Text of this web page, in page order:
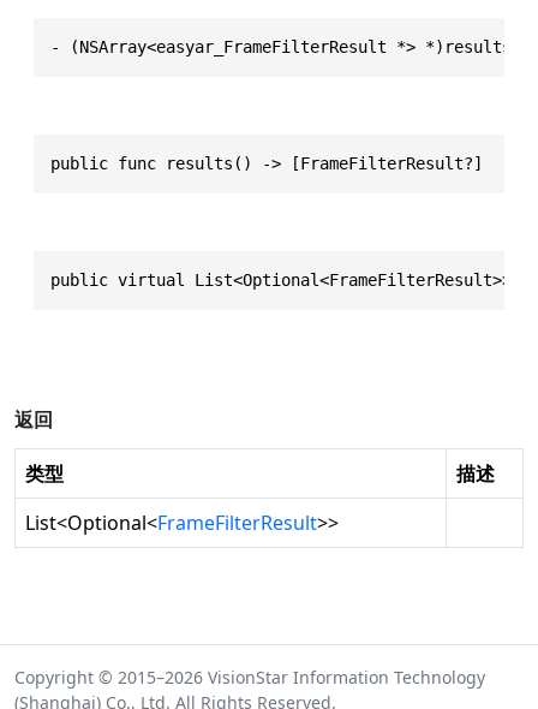
- (NSArray<easyar_FrameFilterResult *> *)results
public func results() -> [FrameFilterResult?]
public virtual List<Optional<FrameFilterResult>>
返回
类型
描述
List<Optional<FrameFilterResult>>
Copyright © 2015–2026 VisionStar Information Technology
(Shanghai) Co., Ltd. All Rights Reserved.